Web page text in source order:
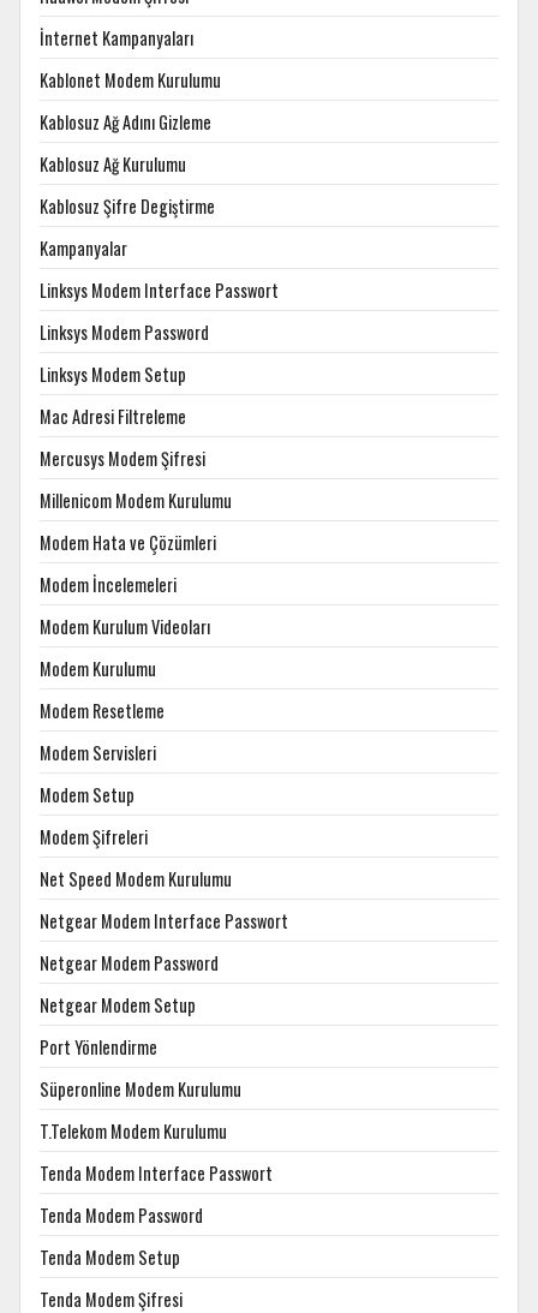
İnternet Kampanyaları
Kablonet Modem Kurulumu
Kablosuz Ağ Adını Gizleme
Kablosuz Ağ Kurulumu
Kablosuz Şifre Degiştirme
Kampanyalar
Linksys Modem Interface Passwort
Linksys Modem Password
Linksys Modem Setup
Mac Adresi Filtreleme
Mercusys Modem Şifresi
Millenicom Modem Kurulumu
Modem Hata ve Çözümleri
Modem İncelemeleri
Modem Kurulum Videoları
Modem Kurulumu
Modem Resetleme
Modem Servisleri
Modem Setup
Modem Şifreleri
Net Speed Modem Kurulumu
Netgear Modem Interface Passwort
Netgear Modem Password
Netgear Modem Setup
Port Yönlendirme
Süperonline Modem Kurulumu
T.Telekom Modem Kurulumu
Tenda Modem Interface Passwort
Tenda Modem Password
Tenda Modem Setup
Tenda Modem Şifresi